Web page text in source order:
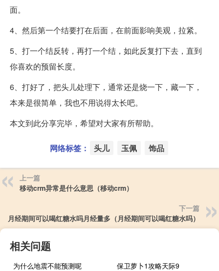
面。
4、然后第一个结要打在后面，在前面影响美观，拉紧。
5、打一个结反转，再打一个结，如此反复打下去，直到
你喜欢的预留长度。
6、打好了，把头儿处理下，通常还是烧一下，藏一下，
本来是很简单，我也不用说得太长吧。
本文到此分享完毕，希望对大家有所帮助。
网络标签： 头儿 玉佩 饰品
上一篇
移动crm异常是什么意思（移动crm）
下一篇
月经期间可以喝红糖水吗月经量多（月经期间可以喝红糖水吗）
相关问题
为什么地震不能预测呢
保卫萝卜1攻略天际9